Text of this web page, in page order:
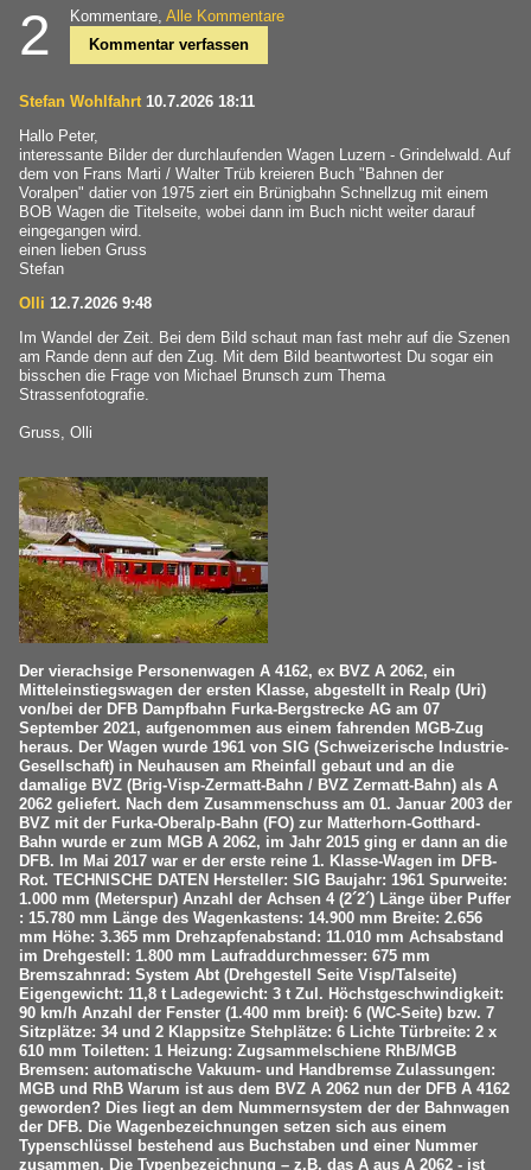
2 Kommentare, Alle Kommentare
Kommentar verfassen
Stefan Wohlfahrt 10.7.2026 18:11
Hallo Peter,
interessante Bilder der durchlaufenden Wagen Luzern - Grindelwald. Auf
dem von Frans Marti / Walter Trüb kreieren Buch "Bahnen der
Voralpen" datier von 1975 ziert ein Brünigbahn Schnellzug mit einem
BOB Wagen die Titelseite, wobei dann im Buch nicht weiter darauf
eingegangen wird.
einen lieben Gruss
Stefan
Olli 12.7.2026 9:48
Im Wandel der Zeit. Bei dem Bild schaut man fast mehr auf die Szenen
am Rande denn auf den Zug. Mit dem Bild beantwortest Du sogar ein
bisschen die Frage von Michael Brunsch zum Thema
Strassenfotografie.
Gruss, Olli
Der vierachsige Personenwagen A 4162, ex BVZ A 2062, ein
Mitteleinstiegswagen der ersten Klasse, abgestellt in Realp (Uri)
von/bei der DFB Dampfbahn Furka-Bergstrecke AG am 07
September 2021, aufgenommen aus einem fahrenden MGB-Zug
heraus. Der Wagen wurde 1961 von SIG (Schweizerische Industrie-
Gesellschaft) in Neuhausen am Rheinfall gebaut und an die
damalige BVZ (Brig-Visp-Zermatt-Bahn / BVZ Zermatt-Bahn) als A
2062 geliefert. Nach dem Zusammenschuss am 01. Januar 2003 der
BVZ mit der Furka-Oberalp-Bahn (FO) zur Matterhorn-Gotthard-
Bahn wurde er zum MGB A 2062, im Jahr 2015 ging er dann an die
DFB. Im Mai 2017 war er der erste reine 1. Klasse-Wagen im DFB-
Rot. TECHNISCHE DATEN Hersteller: SIG Baujahr: 1961 Spurweite:
1.000 mm (Meterspur) Anzahl der Achsen 4 (2´2´) Länge über Puffer
: 15.780 mm Länge des Wagenkastens: 14.900 mm Breite: 2.656
mm Höhe: 3.365 mm Drehzapfenabstand: 11.010 mm Achsabstand
im Drehgestell: 1.800 mm Laufraddurchmesser: 675 mm
Bremszahnrad: System Abt (Drehgestell Seite Visp/Talseite)
Eigengewicht: 11,8 t Ladegewicht: 3 t Zul. Höchstgeschwindigkeit:
90 km/h Anzahl der Fenster (1.400 mm breit): 6 (WC-Seite) bzw. 7
Sitzplätze: 34 und 2 Klappsitze Stehplätze: 6 Lichte Türbreite: 2 x
610 mm Toiletten: 1 Heizung: Zugsammelschiene RhB/MGB
Bremsen: automatische Vakuum- und Handbremse Zulassungen:
MGB und RhB Warum ist aus dem BVZ A 2062 nun der DFB A 4162
geworden? Dies liegt an dem Nummernsystem der der Bahnwagen
der DFB. Die Wagenbezeichnungen setzen sich aus einem
Typenschlüssel bestehend aus Buchstaben und einer Nummer
zusammen. Die Typenbezeichnung – z.B. das A aus A 2062 - ist